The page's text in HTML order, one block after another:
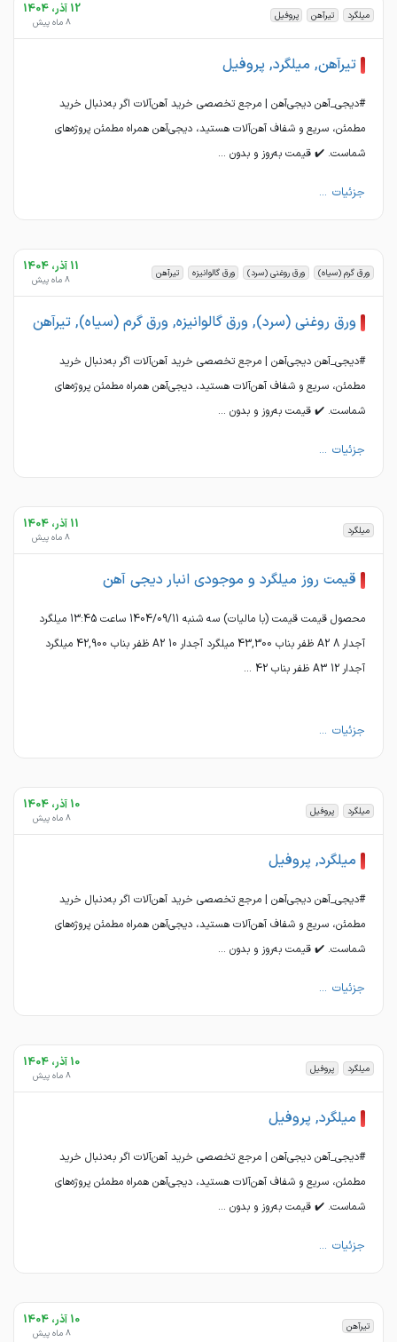
میلگرد تیرآهن پروفیل 12 آذر، 1404
8 ماه پیش
تیرآهن, میلگرد, پروفیل
#دیجی_آهن دیجی‌آهن | مرجع تخصصی خرید آهن‌آلات اگر به‌دنبال خرید
مطمئن، سریع و شفاف آهن‌آلات هستید، دیجی‌آهن همراه مطمئن پروژه‌های
شماست. ✔️ قیمت به‌روز و بدون ...
جزئیات ...
ورق گرم (سیاه) ورق روغنی (سرد) ورق گالوانیزه تیرآهن 11 آذر، 1404
8 ماه پیش
ورق روغنی (سرد), ورق گالوانیزه, ورق گرم (سیاه), تیرآهن
#دیجی_آهن دیجی‌آهن | مرجع تخصصی خرید آهن‌آلات اگر به‌دنبال خرید
مطمئن، سریع و شفاف آهن‌آلات هستید، دیجی‌آهن همراه مطمئن پروژه‌های
شماست. ✔️ قیمت به‌روز و بدون ...
جزئیات ...
میلگرد 11 آذر، 1404
8 ماه پیش
قیمت روز میلگرد و موجودی انبار دیجی آهن
محصول قیمت قیمت (با مالیات) سه شنبه 1404/09/11 ساعت 13:45 میلگرد
آجدار 8 A2 ظفر بناب 43,300 میلگرد آجدار 10 A2 ظفر بناب 42,900 میلگرد
آجدار 12 A3 ظفر بناب 42 ...
جزئیات ...
میلگرد پروفیل 10 آذر، 1404
8 ماه پیش
میلگرد, پروفیل
#دیجی_آهن دیجی‌آهن | مرجع تخصصی خرید آهن‌آلات اگر به‌دنبال خرید
مطمئن، سریع و شفاف آهن‌آلات هستید، دیجی‌آهن همراه مطمئن پروژه‌های
شماست. ✔️ قیمت به‌روز و بدون ...
جزئیات ...
میلگرد پروفیل 10 آذر، 1404
8 ماه پیش
میلگرد, پروفیل
#دیجی_آهن دیجی‌آهن | مرجع تخصصی خرید آهن‌آلات اگر به‌دنبال خرید
مطمئن، سریع و شفاف آهن‌آلات هستید، دیجی‌آهن همراه مطمئن پروژه‌های
شماست. ✔️ قیمت به‌روز و بدون ...
جزئیات ...
تیرآهن 10 آذر، 1404
8 ماه پیش